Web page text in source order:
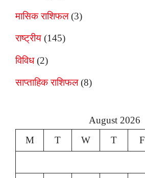
मासिक राशिफल(3)
राष्ट्रीय (145)
विविध(2)
साप्ताहिक राशिफल(8)
August 2026
M
T W T F